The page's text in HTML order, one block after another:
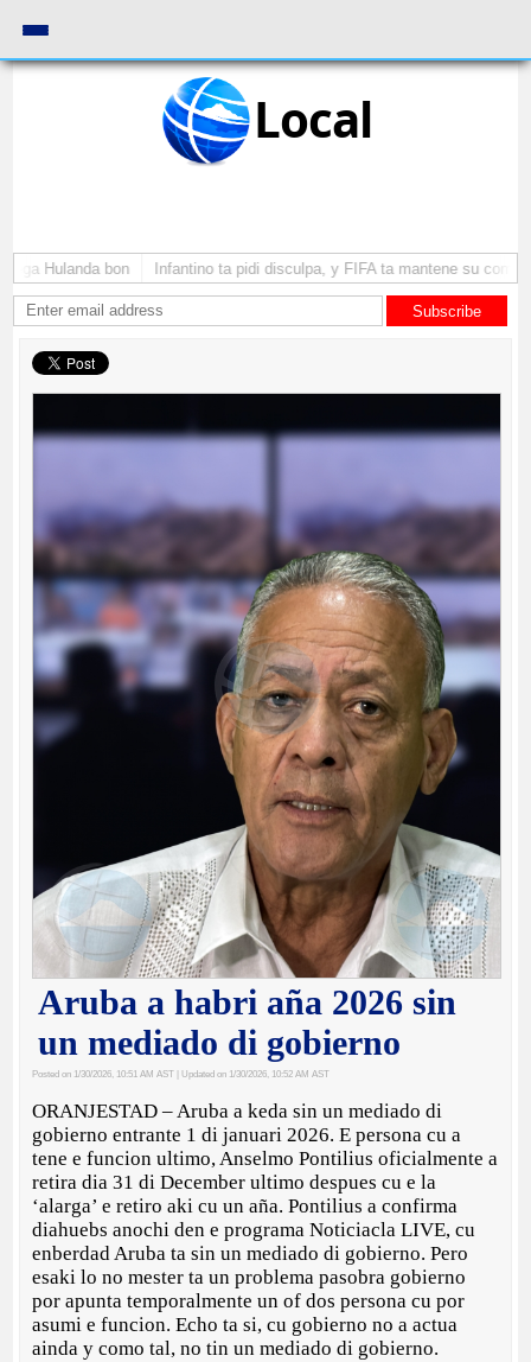
Local
Hulanda bon Infantino ta pidi disculpa, y FIFA ta mantene su como
Subscribe
Aruba a habri aña 2026 sin
un mediado di gobierno
Posted on 1/30/2026, 10:51 AM AST | Updated on 1/30/2026, 10:52 AM AST
ORANJESTAD – Aruba a keda sin un mediado di
gobierno entrante 1 di januari 2026. E persona cu a
tene e funcion ultimo, Anselmo Pontilius oficialmente a
retira dia 31 di December ultimo despues cu e la
‘alarga’ e retiro aki cu un aña. Pontilius a confirma
diahuebs anochi den e programa Noticiacla LIVE, cu
enberdad Aruba ta sin un mediado di gobierno. Pero
esaki lo no mester ta un problema pasobra gobierno
por apunta temporalmente un of dos persona cu por
asumi e funcion. Echo ta si, cu gobierno no a actua
ainda y como tal, no tin un mediado di gobierno.